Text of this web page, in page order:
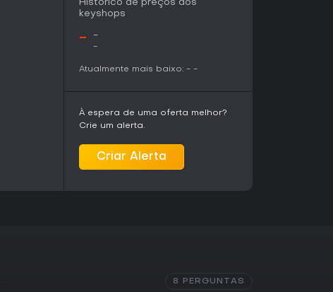
Histórico de preços dos
keyshops
- -
-
Atualmente mais baixo: - -
À espera de uma oferta melhor?
Crie um alerta.
Criar Alerta
8 PERGUNTAS